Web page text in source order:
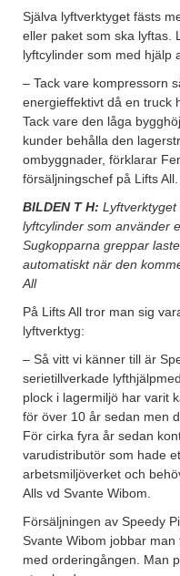
Själva lyftverktyget fästs
eller paket som ska lyftas.
lyftcylinder som med hjälp
– Tack vare kompressorn
energieffektivt då en truck
Tack vare den låga
kunder behålla den
ombyggnader, förklarar
försäljningschef på Lifts All.
BILDEN T H: Lyftverktyget
lyftcylinder som använder
Sugkopparna greppar
automatiskt när den
All
På Lifts All tror man sig
lyftverktyg:
– Så vitt vi känner till är
serietillverkade
plock i lagermiljö har varit
för över 10 år sedan men
För cirka fyra år sedan
varudistributör som hade
arbetsmiljöverket och
Alls vd Svante Wibom.
Försäljningen av Speedy
Svante Wibom jobbar
med orderingången. Man